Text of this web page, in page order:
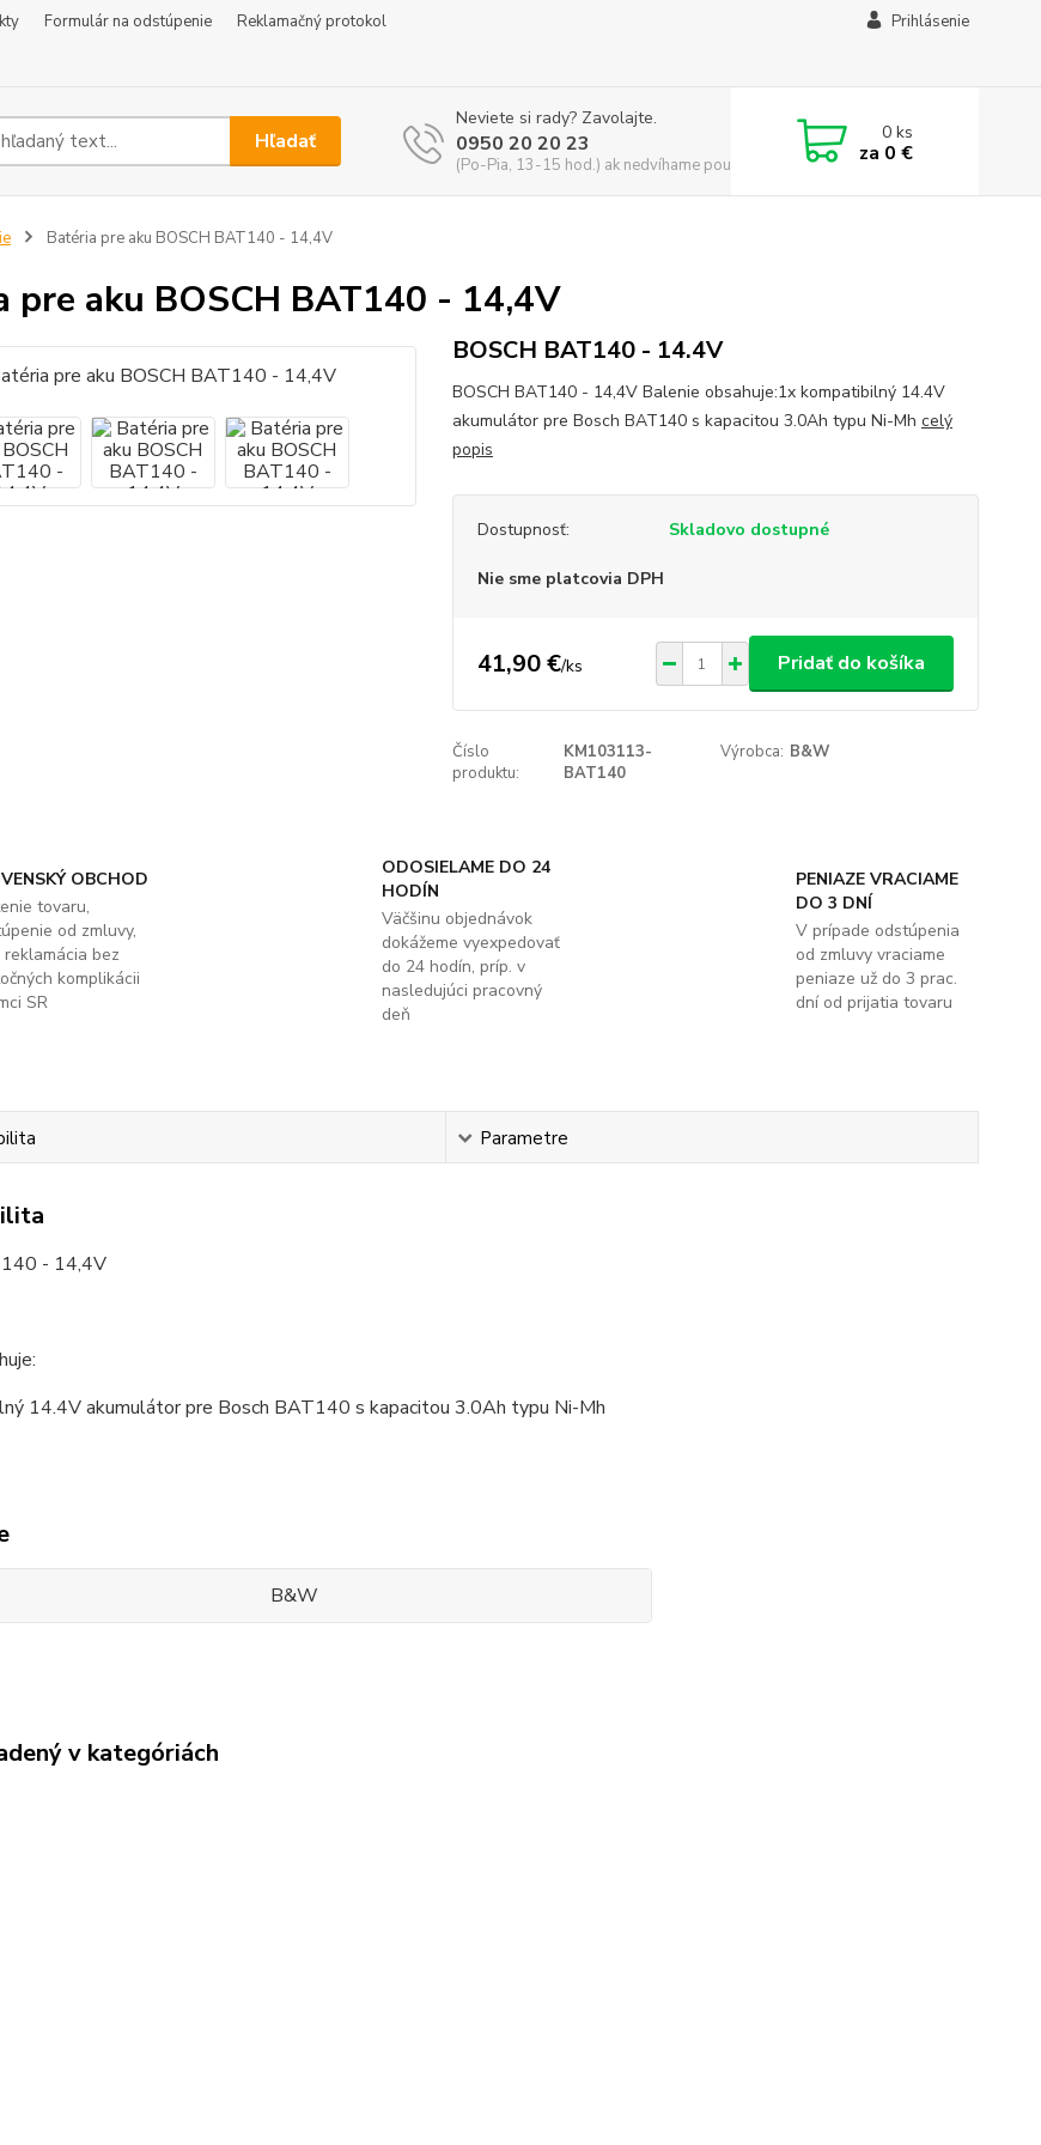
Formulár na odstúpenie
Reklamačný protokol
Prihlásenie
Hľadať
Neviete si rady? Zavolajte.
0950 20 20 23
(Po-Pia, 13-15 hod.) ak nedvíhame použite CHATBOX
0ks
za 0 €
Batéria pre aku BOSCH BAT140 - 14,4V
pre aku BOSCH BAT140 - 14,4V
BOSCH BAT140 - 14.4V
BOSCH BAT140 - 14,4V Balenie obsahuje:1x kompatibilný 14.4V
akumulátor pre Bosch BAT140 s kapacitou 3.0Ah typu Ni-Mh celý
popis
Dostupnosť: Skladovo dostupné
Nie sme platcovia DPH
41,90 €/ks Pridať do košíka
Číslo
produktu:
KM103113-
BAT140
Výrobca: B&W
OBCHOD
tovaru,
od zmluvy,
reklamácia bez
komplikácii
SR
ODOSIELAME DO 24
HODÍN
Väčšinu objednávok
dokážeme vyexpedovať
do 24 hodín, príp. v
nasledujúci pracovný
deň
PENIAZE VRACIAME
DO 3 DNÍ
V prípade odstúpenia
od zmluvy vraciame
peniaze už do 3 prac.
dní od prijatia tovaru
Parametre
- 14,4V
14.4V akumulátor pre Bosch BAT140 s kapacitou 3.0Ah typu Ni-Mh
B&W
v kategóriách